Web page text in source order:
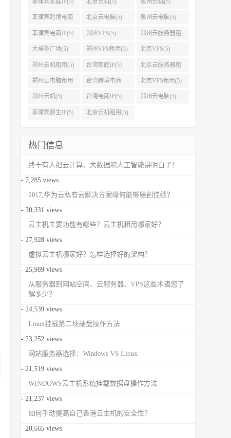
菲律宾家庭IP(5) 北京云机(5) 泉州云机(5)
菲律宾跨境电商
IP(5)
北京云电脑(5) 泉州云电脑(5)
菲律宾电商IP(5) 郑州VPS(5) 郑州云服务器租
用(5)
大模型广场(5) 郑州VPS租用(5) 北京VPS(5)
郑州云机租用(5) 台湾家庭IP(5) 北京云服务器租
用(5)
郑州云电脑租用
(5)
台湾跨境电商
IP(5)
北京VPS租用(5)
郑州云机(5) 台湾电商IP(5) 郑州云电脑(5)
菲律宾原生IP(5) 北京云机租用(5)
热门信息
终于有人把云计算、大数据和人工智能讲明白了！
- 7,285 views
2017,华为云私有云解决方案缘何能够屡创佳绩？
- 30,331 views
云主机主要功能有哪些？云主机租用哪家好？
- 27,928 views
虚拟云主机哪家好？怎样选择好的架构？
- 25,989 views
从服务器到网站空间、云服务器、VPS这些术语您了
解多少？
- 24,539 views
Linux挂载第二块硬盘操作方法
- 23,252 views
网站服务器选择：Windows VS Linux
- 21,519 views
WINDOWS云主机系统挂载数据盘操作方法
- 21,237 views
如何手动提高自己香港云主机的安全性？
- 20,665 views